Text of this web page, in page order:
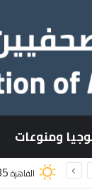
ومنوعات
القاهرة